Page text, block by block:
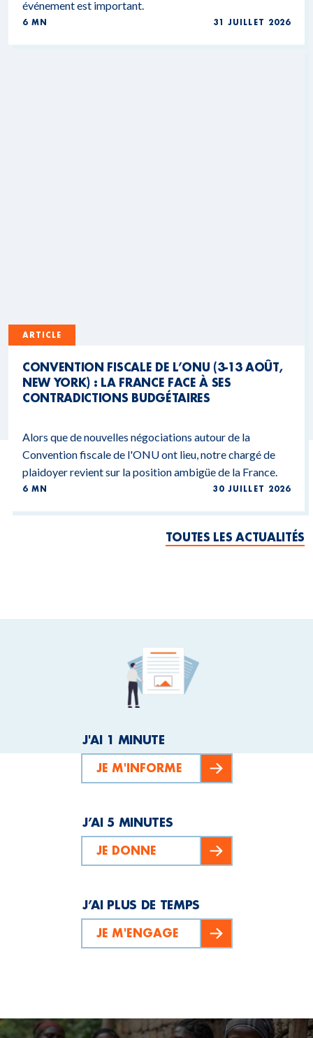
événement est important.
6 MN 31 JUILLET 2026
ARTICLE
CONVENTION FISCALE DE L’ONU (3-13 AOÛT,
NEW YORK) : LA FRANCE FACE À SES
CONTRADICTIONS BUDGÉTAIRES
Alors que de nouvelles négociations autour de la
Convention fiscale de l'ONU ont lieu, notre chargé de
plaidoyer revient sur la position ambigüe de la France.
6 MN 30 JUILLET 2026
TOUTES LES ACTUALITÉS
J'AI 1 MINUTE
JE M'INFORME
J’AI 5 MINUTES
JE DONNE
J’AI PLUS DE TEMPS
JE M'ENGAGE